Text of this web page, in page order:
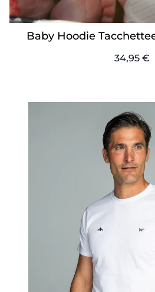
Baby Hoodie
34,95 €